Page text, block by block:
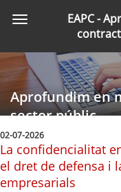
principal
Toggle
EAPC -
Aprofundim en
sector públic
02-07-2026
La confidencialitat
el dret de defensa i
empresarials